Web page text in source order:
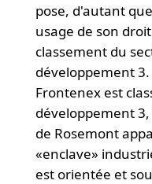
pose, d'autant
usage de son
classement du
développement
Frontenex est
développement
de Rosemont
«enclave»
est orientée et